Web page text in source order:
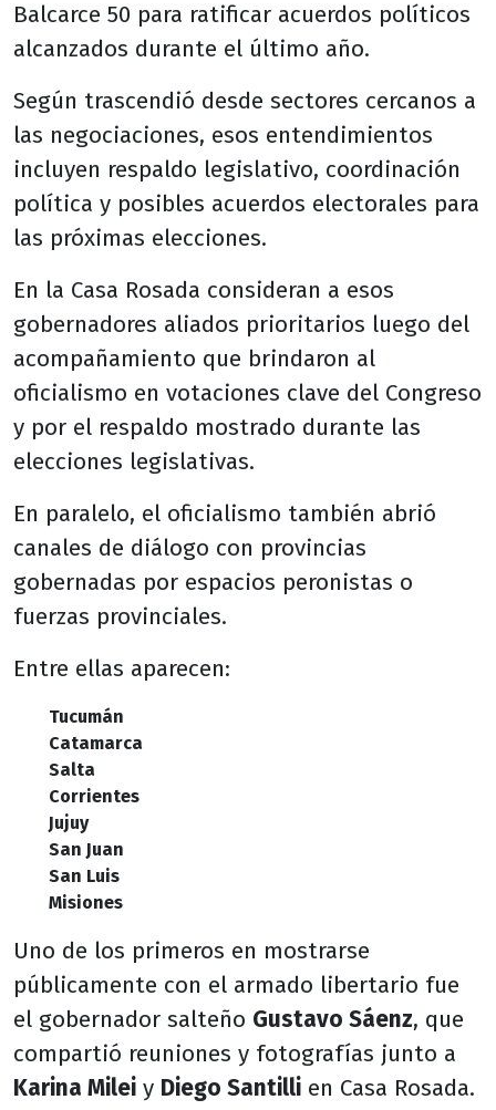
Balcarce 50 para ratificar acuerdos políticos
alcanzados durante el último año.
Según trascendió desde sectores cercanos a
las negociaciones, esos entendimientos
incluyen respaldo legislativo, coordinación
política y posibles acuerdos electorales para
las próximas elecciones.
En la Casa Rosada consideran a esos
gobernadores aliados prioritarios luego del
acompañamiento que brindaron al
oficialismo en votaciones clave del Congreso
y por el respaldo mostrado durante las
elecciones legislativas.
En paralelo, el oficialismo también abrió
canales de diálogo con provincias
gobernadas por espacios peronistas o
fuerzas provinciales.
Entre ellas aparecen:
Tucumán
Catamarca
Salta
Corrientes
Jujuy
San Juan
San Luis
Misiones
Uno de los primeros en mostrarse
públicamente con el armado libertario fue
el gobernador salteño Gustavo Sáenz, que
compartió reuniones y fotografías junto a
Karina Milei y Diego Santilli en Casa Rosada.